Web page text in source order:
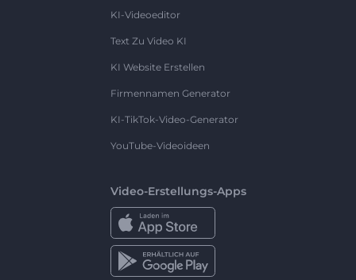
KI-Videoeditor
Text Zu Video KI
KI Website Erstellen
Firmennamen Generator
KI-TikTok-Video-Generator
YouTube-Videoideen
Video-Erstellungs-Apps